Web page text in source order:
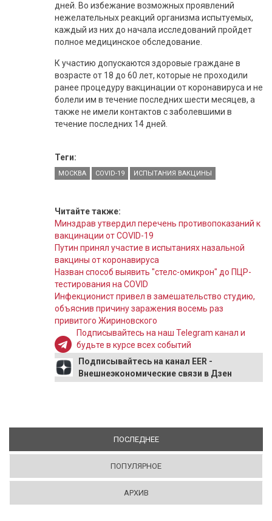
дней. Во избежание возможных проявлений
нежелательных реакций организма испытуемых,
каждый из них до начала исследований пройдет
полное медицинское обследование.
К участию допускаются здоровые граждане в
возрасте от 18 до 60 лет, которые не проходили
ранее процедуру вакцинации от коронавируса и не
болели им в течение последних шести месяцев, а
также не имели контактов с заболевшими в
течение последних 14 дней.
Теги:
МОСКВА COVID-19 ИСПЫТАНИЯ ВАКЦИНЫ
Читайте также:
Минздрав утвердил перечень противопоказаний к
вакцинации от COVID-19
Путин принял участие в испытаниях назальной
вакцины от коронавируса
Назван способ выявить "стелс-омикрон" до ПЦР-
тестирования на COVID
Инфекционист привел в замешательство студию,
объяснив причину заражения восемь раз
привитого Жириновского
Подписывайтесь на наш Telegram канал и
будьте в курсе всех событий
Подписывайтесь на канал EER -
Внешнеэкономические связи в Дзен
ПОСЛЕДНЕЕ(АКТИВНАЯ ВКЛАДКА)
ПОПУЛЯРНОЕ
АРХИВ